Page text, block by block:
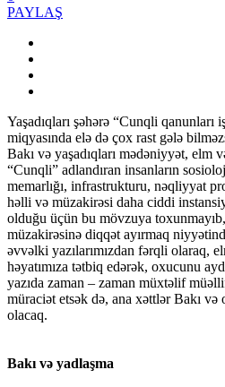
PAYLAŞ
Yaşadıqları şəhərə “Cunqli
miqyasında elə də çox rast gələ
Bakı və yaşadıqları mədəniyyət, elm
“Cunqli” adlandıran insanların
memarlığı, infrastrukturu, nəqliyyat
həlli və müzakirəsi daha ciddi
olduğu üçün bu mövzuya
müzakirəsinə diqqət ayırmaq
əvvəlki yazılarımızdan fərqli olaraq,
həyatımıza tətbiq edərək, oxucunu
yazıda zaman – zaman müxtəlif
müraciət etsək də, ana xəttlər Bakı
olacaq.
Bakı və yadlaşma